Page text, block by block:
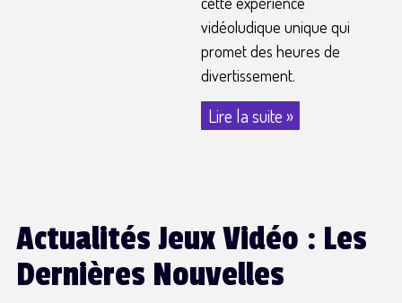
vidéoludique unique qui
promet des heures de
divertissement.
Lire la suite »
Actualités Jeux Vidéo : Les
Dernières Nouvelles